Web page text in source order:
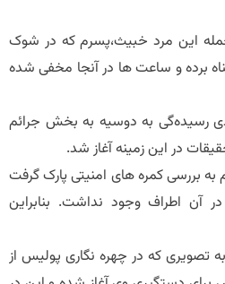
این مرد خبیث،پسرم که در شوک
برده و ساعت ها در آنجا مخفی شده
رسیده‌گی به دوسیه به بخش جرائم
در این زمینه آغاز شد.
بررسی کمره های امنیتی پارک گرفت
آن اطراف وجود نداشت. بنابراین
تصویری که در چهره نگاری پولیس از